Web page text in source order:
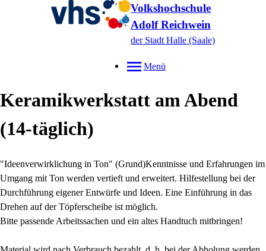
Volkshochschule
Adolf Reichwein
der Stadt Halle (Saale)
Menü
Keramikwerkstatt am Abend
(14-täglich)
"Ideenverwirklichung in Ton" (Grund)Kenntnisse und Erfahrungen im
Umgang mit Ton werden vertieft und erweitert. Hilfestellung bei der
Durchführung eigener Entwürfe und Ideen. Eine Einführung in das
Drehen auf der Töpferscheibe ist möglich.
Bitte passende Arbeitssachen und ein altes Handtuch mitbringen!